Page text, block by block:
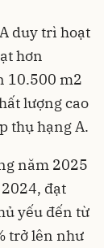
duy trì hoạt
hơn
10.500 m2
lượng cao
thụ hạng A.
năm 2025
đạt
yếu đến từ
trở lên như